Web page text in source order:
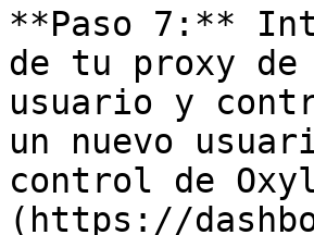
**Paso 7:**
de tu proxy de
usuario y
un nuevo
control de
(https://